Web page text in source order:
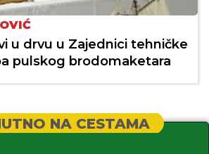
u drvu u Zajednici tehničke
pulskog brodomaketara
NA CESTAMA